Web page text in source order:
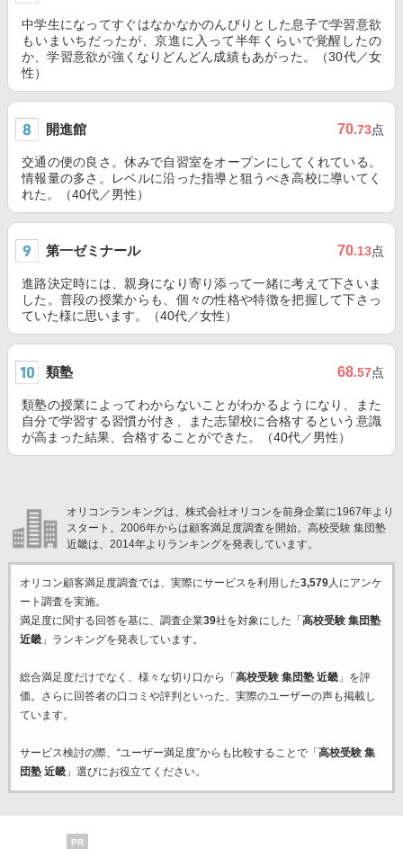
中学生になってすぐはなかなかのんびりとした息子で学習意欲
もいまいちだったが、京進に入って半年くらいで覚醒したの
か、学習意欲が強くなりどんどん成績もあがった。（30代／女
性）
開進館 70.73点
交通の便の良さ。休みで自習室をオープンにしてくれている。
情報量の多さ。レベルに沿った指導と狙うべき高校に導いてく
れた。（40代／男性）
第一ゼミナール 70.13点
進路決定時には、親身になり寄り添って一緒に考えて下さいま
した。普段の授業からも、個々の性格や特徴を把握して下さっ
ていた様に思います。（40代／女性）
類塾 68.57点
類塾の授業によってわからないことがわかるようになり、また
自分で学習する習慣が付き、また志望校に合格するという意識
が高まった結果、合格することができた。（40代／男性）
オリコンランキングは、株式会社オリコンを前身企業に1967年より
スタート。2006年からは顧客満足度調査を開始。高校受験 集団塾
近畿は、2014年よりランキングを発表しています。
オリコン顧客満足度調査では、実際にサービスを利用した3,579人にアンケ
ート調査を実施。
満足度に関する回答を基に、調査企業39社を対象にした「 高校受験 集団塾
近畿」ランキングを発表しています。
総合満足度だけでなく、様々な切り口から「 高校受験 集団塾 近畿」を評
価。さらに回答者の口コミや評判といった、実際のユーザーの声も掲載し
ています。
サービス検討の際、“ユーザー満足度”からも比較することで「 高校受験 集
団塾 近畿」選びにお役立てください。
PR